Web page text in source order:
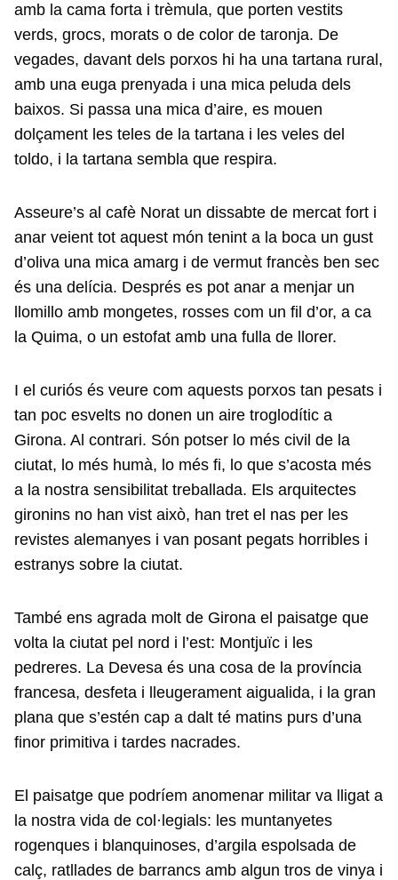
amb la cama forta i trèmula, que porten vestits
verds, grocs, morats o de color de taronja. De
vegades, davant dels porxos hi ha una tartana rural,
amb una euga prenyada i una mica peluda dels
baixos. Si passa una mica d’aire, es mouen
dolçament les teles de la tartana i les veles del
toldo, i la tartana sembla que respira.
Asseure’s al cafè Norat un dissabte de mercat fort i
anar veient tot aquest món tenint a la boca un gust
d’oliva una mica amarg i de vermut francès ben sec
és una delícia. Després es pot anar a menjar un
llomillo amb mongetes, rosses com un fil d’or, a ca
la Quima, o un estofat amb una fulla de llorer.
I el curiós és veure com aquests porxos tan pesats i
tan poc esvelts no donen un aire troglodític a
Girona. Al contrari. Són potser lo més civil de la
ciutat, lo més humà, lo més fi, lo que s’acosta més
a la nostra sensibilitat treballada. Els arquitectes
gironins no han vist això, han tret el nas per les
revistes alemanyes i van posant pegats horribles i
estranys sobre la ciutat.
També ens agrada molt de Girona el paisatge que
volta la ciutat pel nord i l’est: Montjuïc i les
pedreres. La Devesa és una cosa de la província
francesa, desfeta i lleugerament aigualida, i la gran
plana que s’estén cap a dalt té matins purs d’una
finor primitiva i tardes nacrades.
El paisatge que podríem anomenar militar va lligat a
la nostra vida de col·legials: les muntanyetes
rogenques i blanquinoses, d’argila espolsada de
calç, ratllades de barrancs amb algun tros de vinya i